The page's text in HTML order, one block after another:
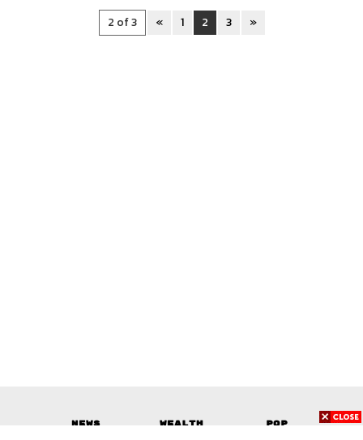
2 of 3 « 1 2 3 »
News Wealth
Pop